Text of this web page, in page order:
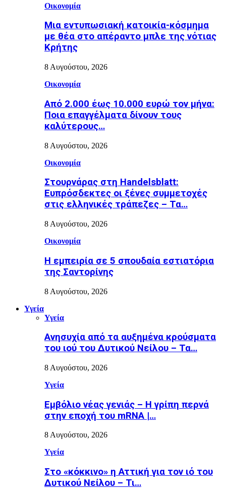
Οικονομία
Μια εντυπωσιακή κατοικία-κόσμημα
με θέα στο απέραντο μπλε της νότιας
Κρήτης
8 Αυγούστου, 2026
Οικονομία
Από 2.000 έως 10.000 ευρώ τον μήνα:
Ποια επαγγέλματα δίνουν τους
καλύτερους…
8 Αυγούστου, 2026
Οικονομία
Στουρνάρας στη Handelsblatt:
Ευπρόσδεκτες οι ξένες συμμετοχές
στις ελληνικές τράπεζες – Τα…
8 Αυγούστου, 2026
Οικονομία
Η εμπειρία σε 5 σπουδαία εστιατόρια
της Σαντορίνης
8 Αυγούστου, 2026
Υγεία
Υγεία
Ανησυχία από τα αυξημένα κρούσματα
του ιού του Δυτικού Νείλου – Τα…
8 Αυγούστου, 2026
Υγεία
Εµβόλιο νέας γενιάς – Η γρίπη περνά
στην εποχή του mRNA |…
8 Αυγούστου, 2026
Υγεία
Στο «κόκκινο» η Αττική για τον ιό του
Δυτικού Νείλου – Τι…